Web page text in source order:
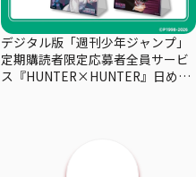
デジタル版「週刊少年ジャンプ」
定期購読者限定応募者全員サービ
ス『HUNTER×HUNTER』日めく